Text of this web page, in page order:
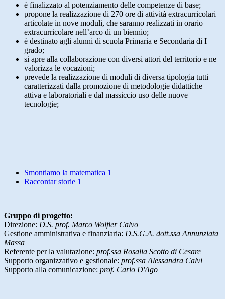
è finalizzato al potenziamento delle competenze di base;
propone la realizzazione di 270 ore di attività extracurricolari
articolate in nove moduli, che saranno realizzati in orario
extracurricolare nell’arco di un biennio;
è destinato agli alunni di scuola Primaria e Secondaria di I
grado;
si apre alla collaborazione con diversi attori del territorio e ne
valorizza le vocazioni;
prevede la realizzazione di moduli di diversa tipologia tutti
caratterizzati dalla promozione di metodologie didattiche
attiva e laboratoriali e dal massiccio uso delle nuove
tecnologie;
Smontiamo la matematica 1
Raccontar storie 1
Gruppo di progetto:
Direzione: D.S. prof. Marco Wolfler Calvo
Gestione amministrativa e finanziaria: D.S.G.A. dott.ssa Annunziata
Massa
Referente per la valutazione: prof.ssa Rosalia Scotto di Cesare
Supporto organizzativo e gestionale: prof.ssa Alessandra Calvi
Supporto alla comunicazione: prof. Carlo D'Ago